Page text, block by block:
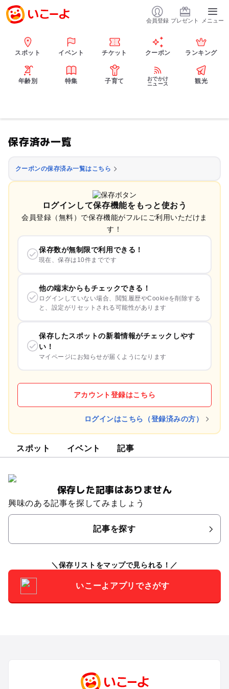
会員登録 プレゼント メニュー
スポット イベント チケット クーポン ランキング
年齢別 特集 子育て
おでかけ
ニュース
観光
保存済み一覧
クーポンの保存済み一覧はこちら
ログインして保存機能をもっと使おう
会員登録（無料）で保存機能がフルにご利用いただけま
す！
保存数が無制限で利用できる！
現在、保存は10件までです
他の端末からもチェックできる！
ログインしていない場合、閲覧履歴やCookieを削除する
と、設定がリセットされる可能性があります
保存したスポットの新着情報がチェックしやす
い！
マイページにお知らせが届くようになります
アカウント登録はこちら
ログインはこちら（登録済みの方）
スポット イベント 記事
保存した記事はありません
興味のある記事を探してみましょう
記事を探す
保存リストをマップで見られる！
いこーよアプリでさがす